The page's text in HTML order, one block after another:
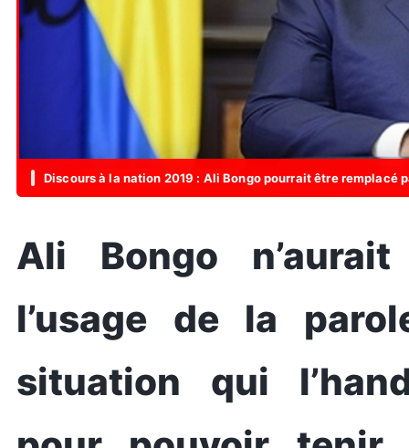
Discours à la nation 2019 : Ali Bongo pourrait être remplacé
Ali Bongo
l’usage de la
situation qui